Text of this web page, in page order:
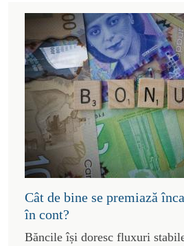
Cât de bine se premiază
în cont?
Băncile își doresc fluxuri